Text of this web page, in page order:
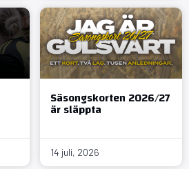
Säsongskorten 2026/27
är släppta
14 juli, 2026